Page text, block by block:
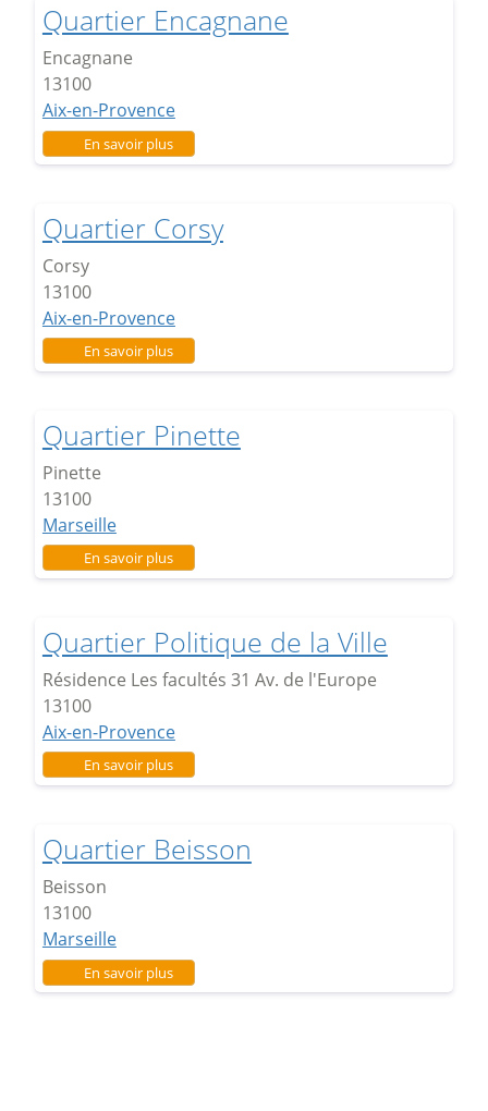
Quartier Encagnane
Encagnane
13100
Aix-en-Provence
En savoir plussur Quartier Encagnane
Quartier Corsy
Corsy
13100
Aix-en-Provence
En savoir plussur Quartier Corsy
Quartier Pinette
Pinette
13100
Marseille
En savoir plussur Quartier Pinette
Quartier Politique de la Ville
Résidence Les facultés 31 Av. de l'Europe
13100
Aix-en-Provence
En savoir plussur Quartier Politique de la Ville
Quartier Beisson
Beisson
13100
Marseille
En savoir plussur Quartier Beisson